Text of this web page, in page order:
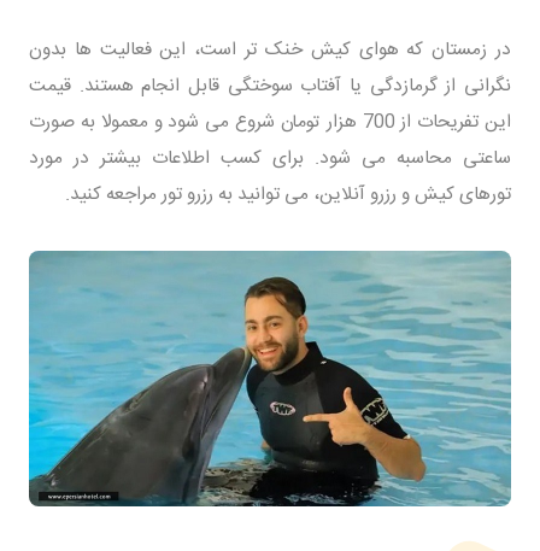
در زمستان که هوای کیش خنک تر است، این فعالیت ها بدون
نگرانی از گرمازدگی یا آفتاب سوختگی قابل انجام هستند. قیمت
این تفریحات از 700 هزار تومان شروع می شود و معمولا به صورت
ساعتی محاسبه می شود. برای کسب اطلاعات بیشتر در مورد
تورهای کیش و رزرو آنلاین، می توانید به رزرو تور مراجعه کنید.